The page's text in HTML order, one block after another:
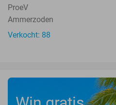
ProeV
Ammerzoden
Verkocht: 88